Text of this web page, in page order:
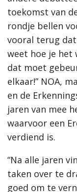
toekomst van
rondje bellen
vooral terug
weet hoe je het
dat moet
elkaar!” NOA,
en de
jaren van mee
waarvoor een
verdiend is.
“Na alle jaren
taken over te
goed om te